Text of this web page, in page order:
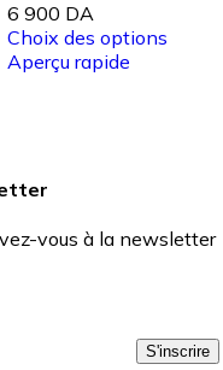
6 900 DA
Choix des options
Aperçu rapide
vous à la newsletter